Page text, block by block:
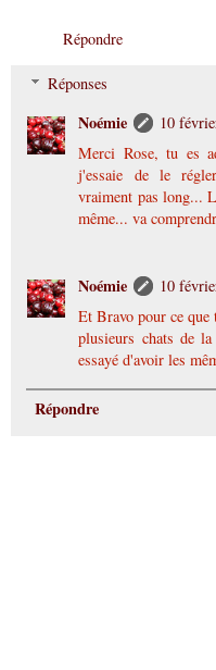
Répondre
Réponses
Noémie
10
Merci Rose, tu es
j'essaie de le
vraiment pas long...
même... va
Noémie
10
Et Bravo pour ce
plusieurs chats de
essayé d'avoir les
Répondre